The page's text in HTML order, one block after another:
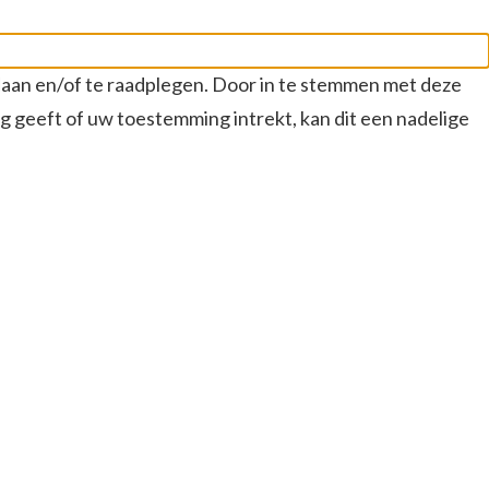
en/of te raadplegen. Door in te stemmen met deze
geeft of uw toestemming intrekt, kan dit een nadelige